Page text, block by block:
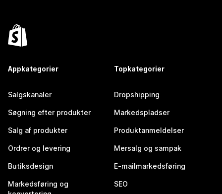
Appkategorier
Salgskanaler
Søgning efter produkter
Salg af produkter
Ordrer og levering
Butiksdesign
Markedsføring og
Topkategorier
Dropshipping
Markedspladser
Produktanmeldelser
Mersalg og sampak
E-mailmarkedsføring
SEO